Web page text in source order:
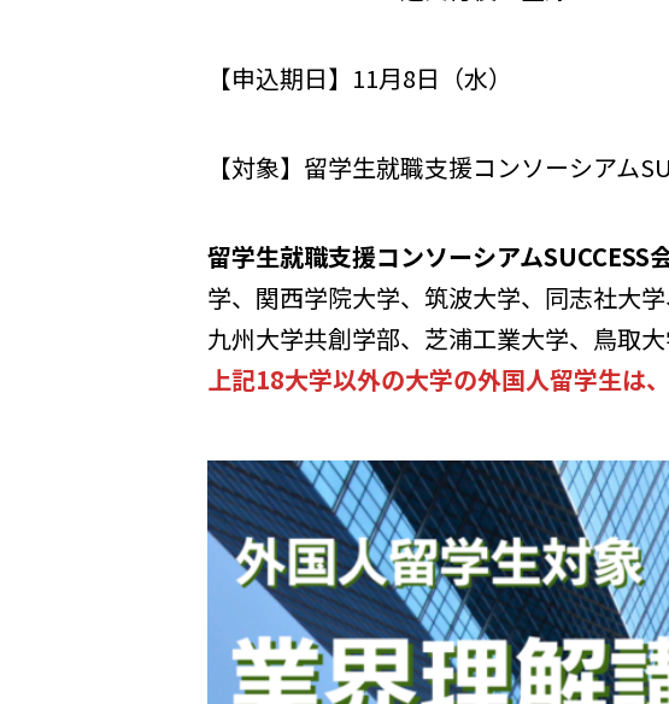
【申込期日】11月8日（水）
【対象】留学生就職支援コンソーシアム
留学生就職支援コンソーシアムSUCCESS
学、関西学院大学、筑波大学、同志社大
九州大学共創学部、芝浦工業大学、鳥取
上記18大学以外の大学の外国人留学生は